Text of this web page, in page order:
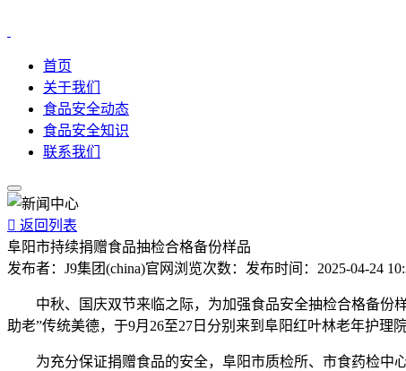
首页
关于我们
食品安全动态
食品安全知识
联系我们
 返回列表
阜阳市持续捐赠食品抽检合格备份样品
发布者： J9集团(china)官网 浏览次数： 发布时间： 2025-04-24
中秋、国庆双节来临之际，为加强食品安全抽检合格备份样
助老”传统美德，于9月26至27日分别来到阜阳红叶林老年护理
为充分保证捐赠食品的安全，阜阳市质检所、市食药检中心